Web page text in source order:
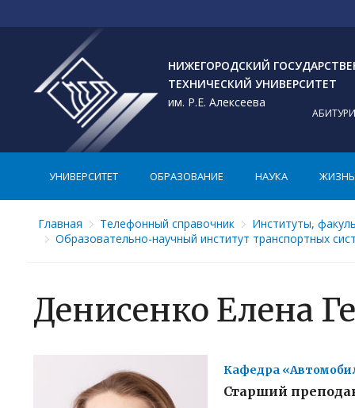
НИЖЕГОРОДСКИЙ
ТЕХНИЧЕСКИЙ УНИВЕРСИТЕТ
им. Р.Е. Алексеева
УНИВЕРСИТЕТ ОБРАЗОВАНИЕ НАУКА ЖИЗНЬ
Главная Телефонный справочник
Институты,
Образовательно-научный институт транспортных
Денисенко Елена
Кафедра
Старший